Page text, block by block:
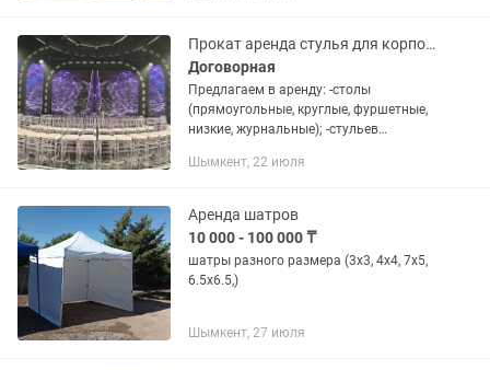
Прокат аренда стулья для корпоративов для конференций
Договорная
Предлагаем в аренду: -столы
(прямоугольные, круглые, фуршетные,
низкие, журнальные); -стульев
многое другое. Подробная
можете...
Шымкент, 22 июля
Аренда шатров
10 000 - 100 000 ₸
шатры разного размера (3х3, 4х4, 7х5,
6.5х6.5,)
Шымкент, 27 июля